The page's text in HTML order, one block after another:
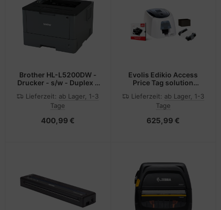
Brother HL-L5200DW -
Drucker - s/w - Duplex -
Lieferzeit: ab Lager, 1-3
Tage
400,99 €
Evolis Edikio Access
Price Tag solution
300dpi - Drucker - 300
dpi
Lieferzeit: ab Lager, 1-3
Tage
625,99 €